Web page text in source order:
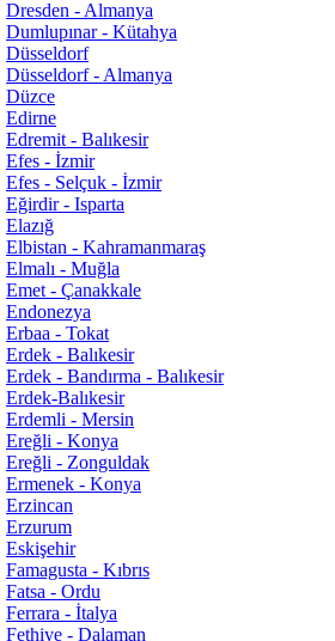
Dresden - Almanya
Dumlupınar - Kütahya
Düsseldorf
Düsseldorf - Almanya
Düzce
Edirne
Edremit - Balıkesir
Efes - İzmir
Efes - Selçuk - İzmir
Eğirdir - Isparta
Elazığ
Elbistan - Kahramanmaraş
Elmalı - Muğla
Emet - Çanakkale
Endonezya
Erbaa - Tokat
Erdek - Balıkesir
Erdek - Bandırma - Balıkesir
Erdek-Balıkesir
Erdemli - Mersin
Ereğli - Konya
Ereğli - Zonguldak
Ermenek - Konya
Erzincan
Erzurum
Eskişehir
Famagusta - Kıbrıs
Fatsa - Ordu
Ferrara - İtalya
Fethiye - Dalaman